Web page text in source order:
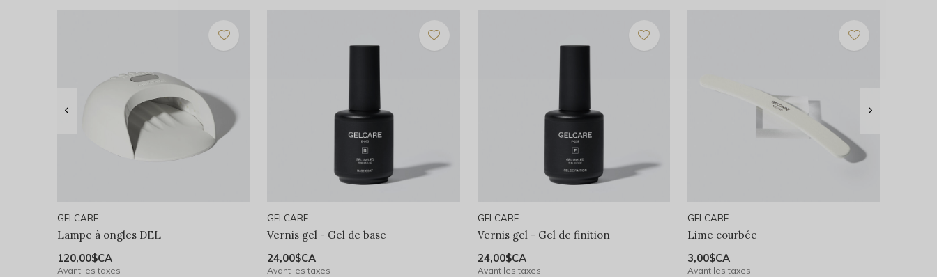
GELCARE
Lampe à ongles DEL
120,00$CA
Avant les taxes
GELCARE
Vernis gel - Gel de base
24,00$CA
Avant les taxes
GELCARE
Vernis gel - Gel de finition
24,00$CA
Avant les taxes
GELCARE
Lime courbée
3,00$CA
Avant les taxes